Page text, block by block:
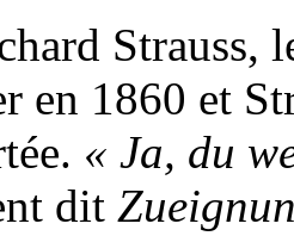
Strauss,
en 1860 et
« Ja, du
dit